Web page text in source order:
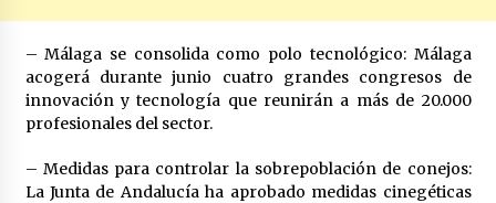
– Málaga se consolida como polo tecnológico: Málaga
acogerá durante junio cuatro grandes congresos de
innovación y tecnología que reunirán a más de 20.000
profesionales del sector.
– Medidas para controlar la sobrepoblación de conejos:
La Junta de Andalucía ha aprobado medidas cinegéticas